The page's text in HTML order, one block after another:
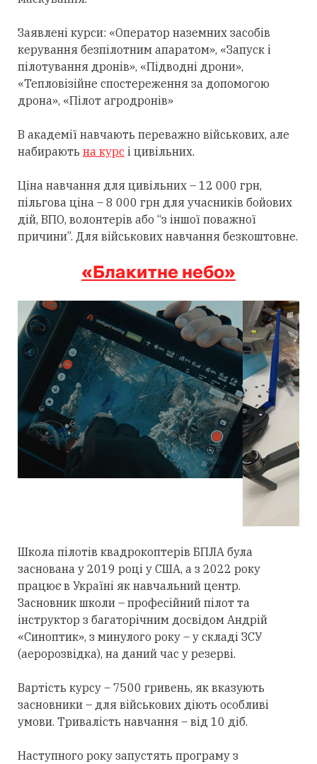
Заявлені курси: «Оператор наземних засобів
керування безпілотним апаратом», «Запуск і
пілотування дронів», «Підводні дрони»,
«Тепловізійне спостереження за допомогою
дрона», «Пілот агродронів»
В академії навчають переважно військових, але
набирають на курс і цивільних.
Ціна навчання для цивільних – 12 000 грн,
пільгова ціна – 8 000 грн для учасників бойових
дій, ВПО, волонтерів або “з іншої поважної
причини”. Для військових навчання безкоштовне.
«Блакитне небо»
Школа пілотів квадрокоптерів БПЛА була
заснована у 2019 році у США, а з 2022 року
працює в Україні як навчальний центр.
Засновник школи – професійний пілот та
інструктор з багаторічним досвідом Андрій
«Синоптик», з минулого року – у складі ЗСУ
(аеророзвідка), на даний час у резерві.
Вартість курсу – 7500 гривень, як вказують
засновники – для військових діють особливі
умови. Тривалість навчання – від 10 діб.
Наступного року запустять програму з